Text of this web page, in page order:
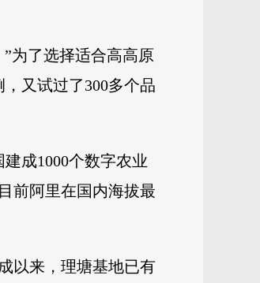
为了选择适合高高原
又试过了300多个品
成1000个数字农业
前阿里在国内海拔最
以来，理塘基地已有